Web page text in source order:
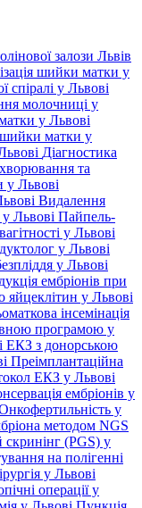
залози Львів
шийки матки у
спіралі у Львові
молочниці у
у Львові
шийки матки у
Діагностика
та
у Львові
Видалення
Львові Пайпель-
у Львові
у Львові
у Львові
ембріонів при
яйцеклітин у Львові
інсемінація
програмою у
ЕКЗ з донорською
Преімплантаційна
ЕКЗ у Львові
ембріонів у
у
методом NGS
(PGS) у
на полігенні
у Львові
операції у